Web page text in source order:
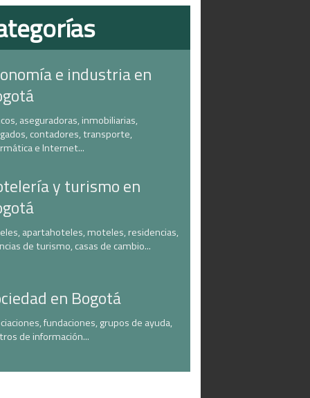
e industria en
aseguradoras, inmobiliarias,
contadores, transporte,
e Internet...
y turismo en
apartahoteles, moteles, residencias,
de turismo, casas de cambio...
en Bogotá
fundaciones, grupos de ayuda,
de información...